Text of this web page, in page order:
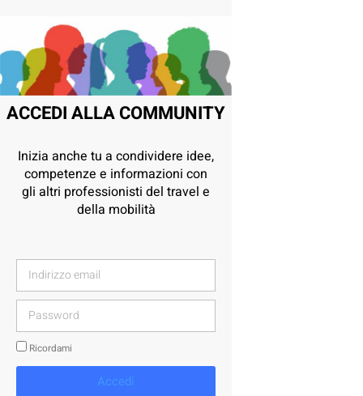
ACCEDI ALLA COMMUNITY
Inizia anche tu a condividere idee,
competenze e informazioni con
gli altri professionisti del travel e
della mobilità
Ricordami
Accedi